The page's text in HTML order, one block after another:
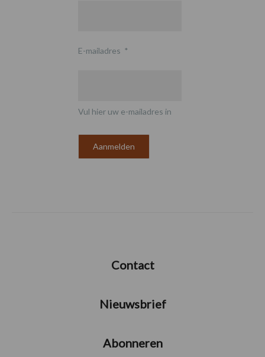
E-mailadres *
Vul hier uw e-mailadres in
Contact
Nieuwsbrief
Abonneren